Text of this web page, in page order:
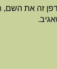
זה את השם,